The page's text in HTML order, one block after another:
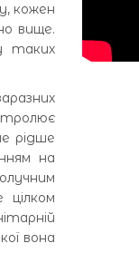
кожен
вище.
таких
рідше
на
вона